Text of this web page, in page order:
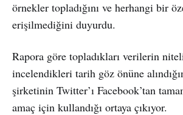
örnekler topladığını ve herhangi bir
erişilmediğini duyurdu.
Rapora göre topladıkları verilerin
incelendikleri tarih göz önüne
şirketinin Twitter’ı Facebook’tan
amaç için kullandığı ortaya çıkıyor.